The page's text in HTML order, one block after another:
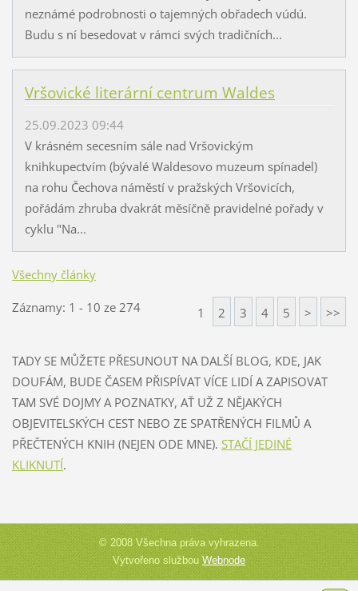
neznámé podrobnosti o tajemných obřadech vúdú.
Budu s ní besedovat v rámci svých tradičních...
Vršovické literární centrum Waldes
25.09.2023 09:44
V krásném secesním sále nad Vršovickým
knihkupectvím (bývalé Waldesovo muzeum spínadel)
na rohu Čechova náměstí v pražských Vršovicích,
pořádám zhruba dvakrát měsíčně pravidelné pořady v
cyklu "Na...
Všechny články
Záznamy: 1 - 10 ze 274 1 2 3 4 5 > >>
TADY SE MŮŽETE PŘESUNOUT NA DALŠÍ BLOG, KDE, JAK
DOUFÁM, BUDE ČASEM PŘISPÍVAT VÍCE LIDÍ A ZAPISOVAT
TAM SVÉ DOJMY A POZNATKY, AŤ UŽ Z NĚJAKÝCH
OBJEVITELSKÝCH CEST NEBO ZE SPATŘENÝCH FILMŮ A
PŘEČTENÝCH KNIH (NEJEN ODE MNE). STAČÍ JEDINÉ
KLIKNUTÍ.
© 2008 Všechna práva vyhrazena.
Vytvořeno službouWebnode